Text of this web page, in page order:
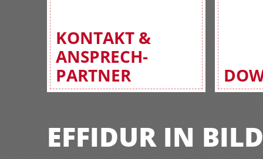
KONTAKT &
ANSPRECH-
PARTNER
EFFIDUR IN